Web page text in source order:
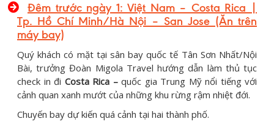
Đêm trước ngày 1: Việt Nam – Costa Rica |
Tp. Hồ Chí Minh/Hà Nội – San Jose (Ăn trên
máy bay)
Quý khách có mặt tại sân bay quốc tế Tân Sơn Nhất/Nội
Bài, trưởng Đoàn Migola Travel hướng dẫn làm thủ tục
check in đi Costa Rica – quốc gia Trung Mỹ nổi tiếng với
cảnh quan xanh mướt của những khu rừng rậm nhiệt đới.
Chuyến bay dự kiến quá cảnh tại hai thành phố.